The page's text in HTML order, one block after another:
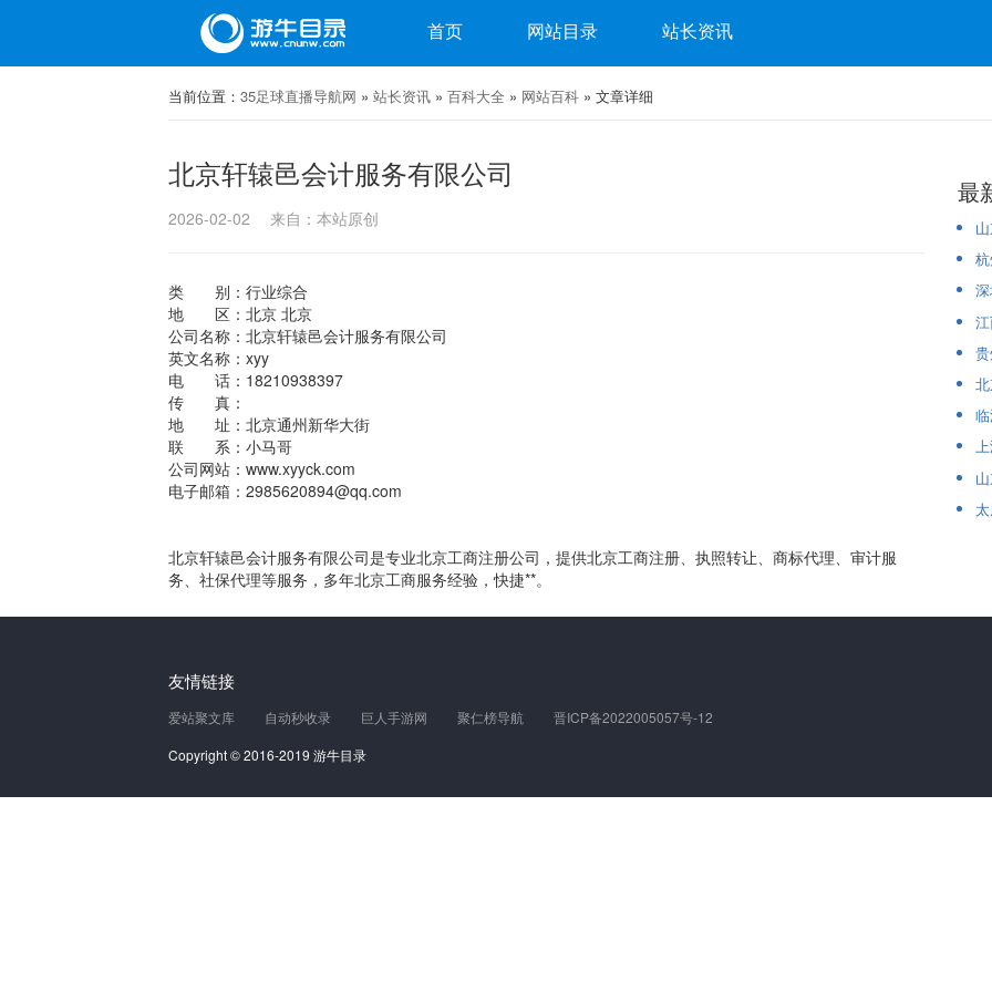
首页 网站目录 站长资讯
微博 微信
当前位置： 35足球直播导航网 » 站长资讯 » 百科大全 » 网站百科 » 文章详细
北京轩辕邑会计服务有限公司
2026-02-02 来自：本站原创
类 别：行业综合
地 区：北京 北京
公司名称：北京轩辕邑会计服务有限公司
英文名称：xyy
电 话：18210938397
传 真：
地 址：北京通州新华大街
联 系：小马哥
公司网站：www.xyyck.com
电子邮箱：2985620894@qq.com
北京轩辕邑会计服务有限公司是专业北京工商注册公司，提供北京工商注册、执照转让、商标代理、审计服
务、社保代理等服务，多年北京工商服务经验，快捷**。
最
友情链接
爱站聚文库 自动秒收录 巨人手游网 聚仁榜导航
晋ICP备2022005057号-12
Copyright © 2016-2019 游牛目录